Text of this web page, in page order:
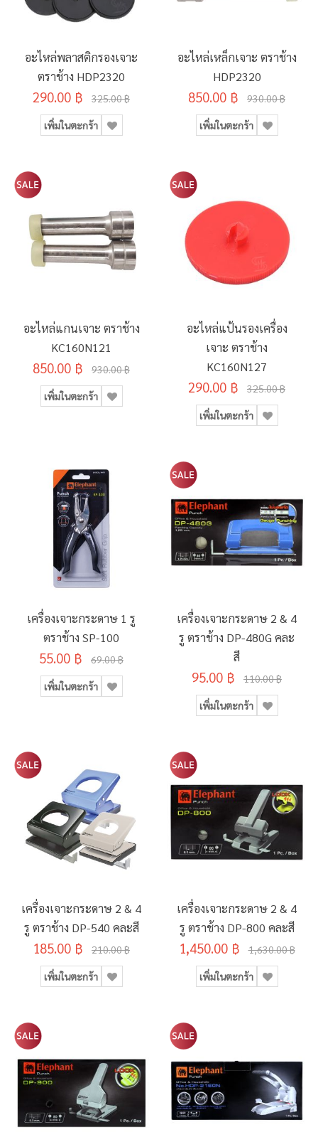
อะไหล่พลาสติกรองเจาะ
ตราช้าง HDP2320
290.00 ฿ 325.00 ฿
เพิ่มในตะกร้า
อะไหล่เหล็กเจาะ ตราช้าง
HDP2320
850.00 ฿ 930.00 ฿
เพิ่มในตะกร้า
อะไหล่แกนเจาะ ตราช้าง
KC160N121
850.00 ฿ 930.00 ฿
เพิ่มในตะกร้า
อะไหล่แป้นรองเครื่อง
เจาะ ตราช้าง
KC160N127
290.00 ฿ 325.00 ฿
เพิ่มในตะกร้า
เครื่องเจาะกระดาษ 1 รู
ตราช้าง SP-100
55.00 ฿ 69.00 ฿
เพิ่มในตะกร้า
เครื่องเจาะกระดาษ 2 & 4
รู ตราช้าง DP-480G คละ
สี
95.00 ฿ 110.00 ฿
เพิ่มในตะกร้า
เครื่องเจาะกระดาษ 2 & 4
รู ตราช้าง DP-540 คละสี
185.00 ฿ 210.00 ฿
เพิ่มในตะกร้า
เครื่องเจาะกระดาษ 2 & 4
รู ตราช้าง DP-800 คละสี
1,450.00 ฿ 1,630.00 ฿
เพิ่มในตะกร้า